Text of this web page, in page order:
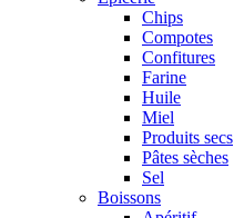
Chips
Compotes
Confitures
Farine
Huile
Miel
Produits secs
Pâtes sèches
Sel
Boissons